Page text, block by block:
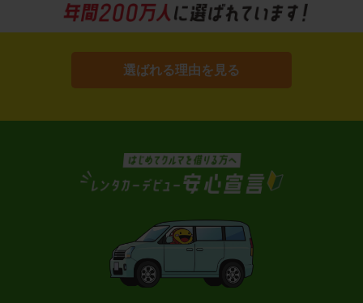
選ばれる理由を見る